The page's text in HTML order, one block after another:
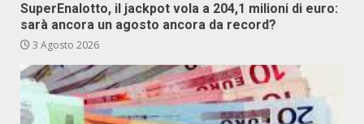
SuperEnalotto, il jackpot vola a 204,1 milioni di euro:
sarà ancora un agosto ancora da record?
3 Agosto 2026